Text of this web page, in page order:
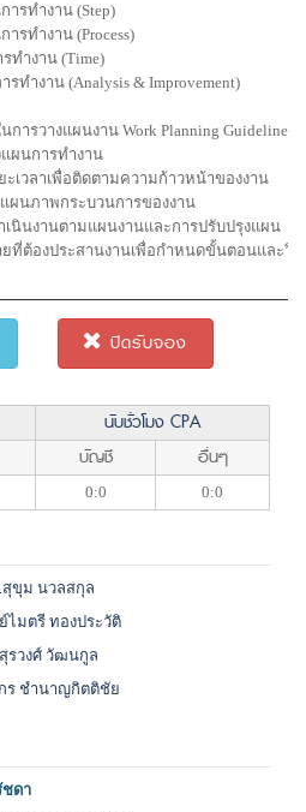
รทํางาน (Step)
รทํางาน (Process)
ทํางาน (Time)
รทํางาน (Analysis & Improvement)
ารวางแผนงาน Work Planning Guideline
ผนการทำงาน
เวลาเพื่อติดตามความก้าวหน้าของงาน
ผนภาพกระบวนการของงาน
เนินงานตามแผนงานและการปรับปรุงแผน
ที่ต้องประสานงานเพื่อกำหนดขั้นตอนและวิธี
ปิดรับจอง
นับชั่วโมง CPA
บัญชี อื่นๆ
0:0 0:0
สุขุม นวลสกุล
ไมตรี ทองประวัติ
รวงศ์ วัฒนกูล
ร ชำนาญกิตติชัย
ชดา